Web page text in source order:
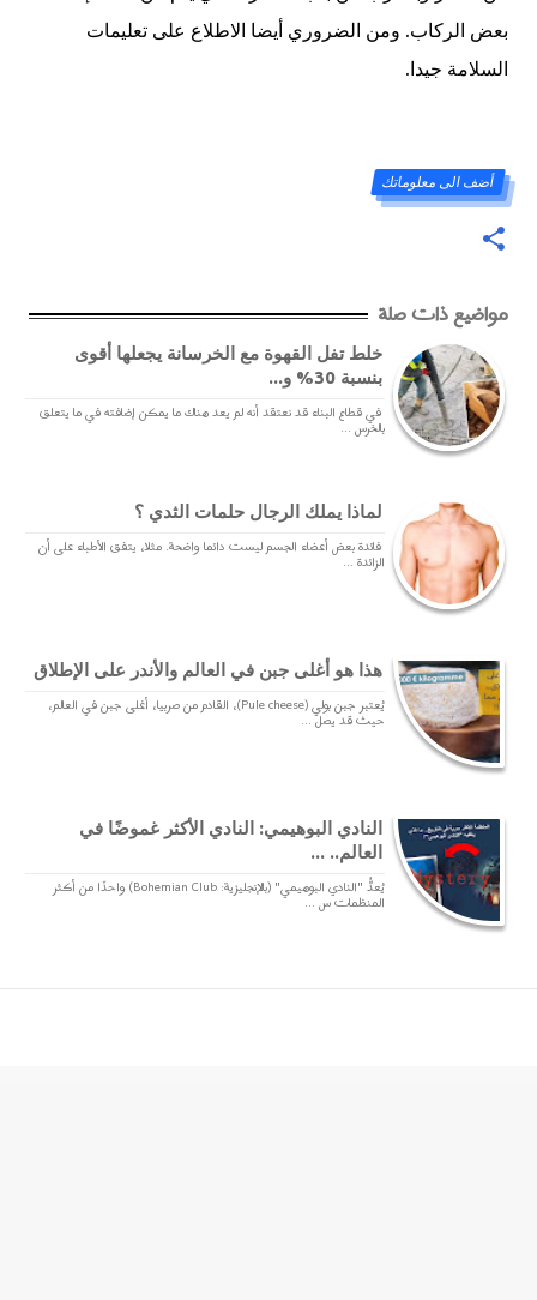
بعض الركاب. ومن الضروري أيضا الاطلاع على تعليمات
السلامة جيدا.
أضف الى معلوماتك
مواضيع ذات صلة
خلط تفل القهوة مع الخرسانة يجعلها أقوى
بنسبة 30% و...
في قطاع البناء قد نعتقد أنه لم يعد هناك ما يمكن إضافته في ما يتعلق
بالخرس ...
لماذا يملك الرجال حلمات الثدي ؟
فائدة بعض أعضاء الجسم ليست دائما واضحة. مثلا، يتفق الأطباء على أن
الزائدة ...
هذا هو أغلى جبن في العالم والأندر على الإطلاق
يُعتبر جبن بولي (Pule cheese)، القادم من صربيا، أغلى جبن في العالم،
حيث قد يصل ...
النادي البوهيمي: النادي الأكثر غموضًا في
العالم.. ...
يُعدُّ "النادي البوهيمي" (بالإنجليزية: Bohemian Club) واحدًا من أكثر
المنظمات س ...